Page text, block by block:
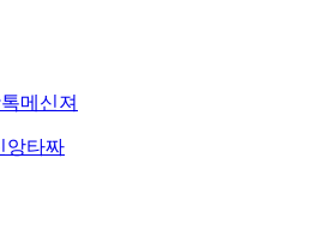
메신져
앙타짜